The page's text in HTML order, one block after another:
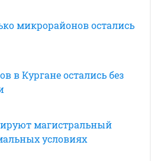
микрорайонов остались
в Кургане остались без
магистральный
условиях